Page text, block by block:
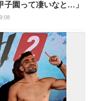
子園って凄いなと…」